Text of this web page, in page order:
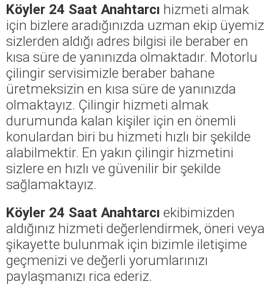
Köyler 24 Saat Anahtarcı hizmeti almak
için bizlere aradığınızda uzman ekip üyemiz
sizlerden aldığı adres bilgisi ile beraber en
kısa süre de yanınızda olmaktadır. Motorlu
çilingir servisimizle beraber bahane
üretmeksizin en kısa süre de yanınızda
olmaktayız. Çilingir hizmeti almak
durumunda kalan kişiler için en önemli
konulardan biri bu hizmeti hızlı bir şekilde
alabilmektir. En yakın çilingir hizmetini
sizlere en hızlı ve güvenilir bir şekilde
sağlamaktayız.
Köyler 24 Saat Anahtarcı ekibimizden
aldığınız hizmeti değerlendirmek, öneri veya
şikayette bulunmak için bizimle iletişime
geçmenizi ve değerli yorumlarınızı
paylaşmanızı rica ederiz.